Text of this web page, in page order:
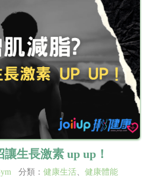
生長激素 up up！
分類： 健康生活、 健康體能